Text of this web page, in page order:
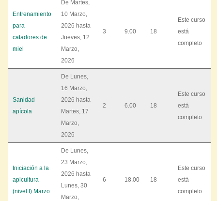
Entrenamiento
para
catadores de
miel
De Martes,
10 Marzo,
2026 hasta
Jueves, 12
Marzo,
2026
3 9.00 18
Este curso
está
completo
Sanidad
apícola
De Lunes,
16 Marzo,
2026 hasta
Martes, 17
Marzo,
2026
2 6.00 18
Este curso
está
completo
Iniciación a la
apicultura
(nivel I) Marzo
De Lunes,
23 Marzo,
2026 hasta
Lunes, 30
Marzo,
6 18.00 18
Este curso
está
completo